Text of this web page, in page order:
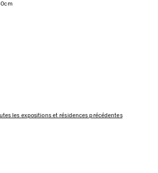
les expositions et résidences précédentes